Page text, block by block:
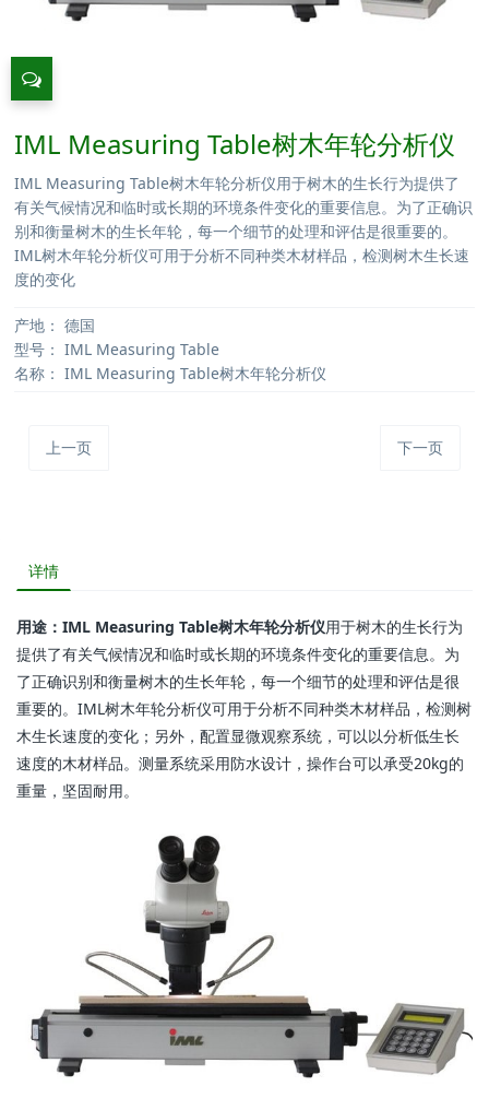
IML Measuring Table树木年轮分析仪
IML Measuring Table树木年轮分析仪用于树木的生长行为提供了
有关气候情况和临时或长期的环境条件变化的重要信息。为了正确识
别和衡量树木的生长年轮，每一个细节的处理和评估是很重要的。
IML树木年轮分析仪可用于分析不同种类木材样品，检测树木生长速
度的变化
产地： 德国
型号： IML Measuring Table
名称： IML Measuring Table树木年轮分析仪
上一页 下一页
详情
用途：IML Measuring Table树木年轮分析仪用于树木的生长行为
提供了有关气候情况和临时或长期的环境条件变化的重要信息。为
了正确识别和衡量树木的生长年轮，每一个细节的处理和评估是很
重要的。IML树木年轮分析仪可用于分析不同种类木材样品，检测树
木生长速度的变化；另外，配置显微观察系统，可以以分析低生长
速度的木材样品。测量系统采用防水设计，操作台可以承受20kg的
重量，坚固耐用。